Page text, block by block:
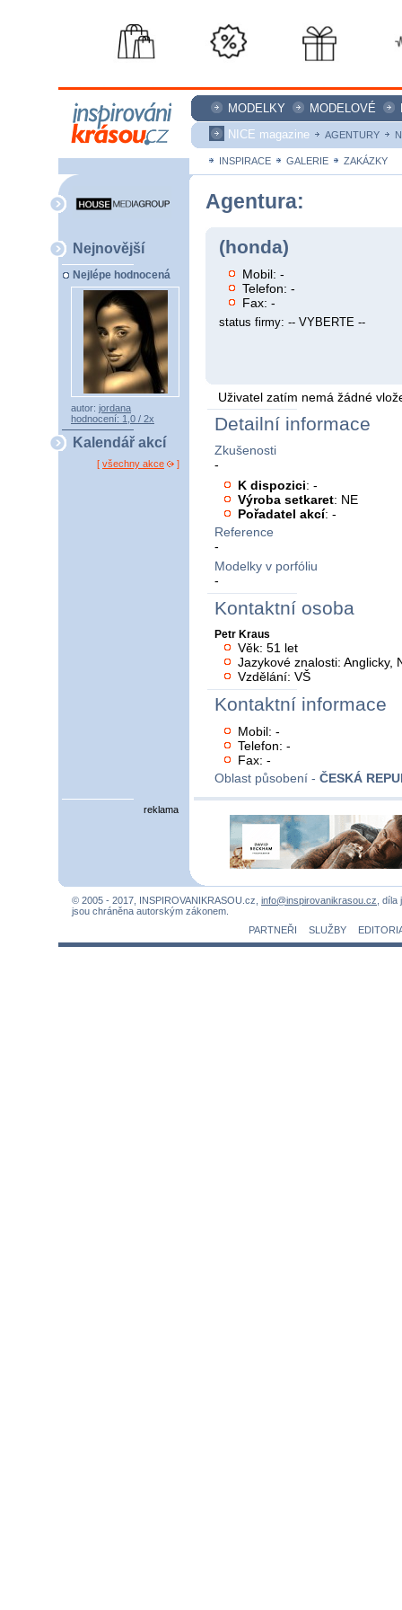
MODELKY MODELOVÉ
NICE magazine
AGENTURY
INSPIRACE GALERIE ZAKÁZKY
Nejnovější
Nejlépe hodnocená
autor: jordana
hodnocení: 1,0 / 2x
Kalendář akcí
[ všechny akce ]
Agentura:
(honda)
Mobil: -
Telefon: -
Fax: -
status firmy: -- VYBERTE --
Uživatel zatím nemá žádné
Detailní informace
Zkušenosti
-
K dispozici: -
Výroba setkaret: NE
Pořadatel akcí: -
Reference
-
Modelky v porfóliu
-
Kontaktní osoba
Petr Kraus
Věk: 51 let
Jazykové znalosti: Anglicky,
Vzdělání: VŠ
Kontaktní informace
Mobil: -
Telefon: -
Fax: -
Oblast působení - ČESKÁ
reklama
© 2005 - 2017, INSPIROVANIKRASOU.cz, info@inspirovanikrasou.cz ,
jsou chráněna autorským zákonem.
PARTNEŘI
SLUŽBY